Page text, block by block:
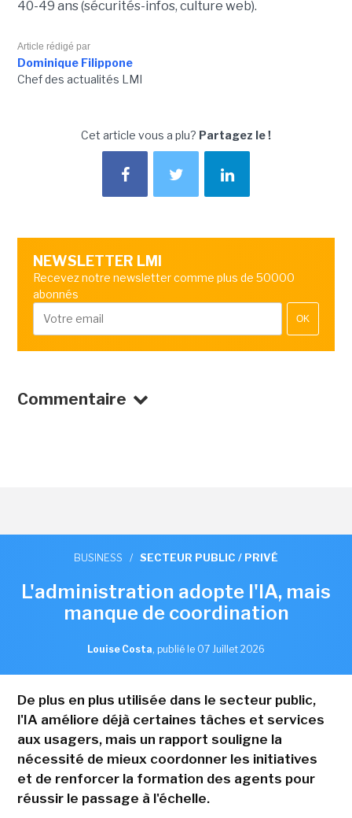
40-49 ans (sécurités-infos, culture web).
Article rédigé par
Dominique Filippone
Chef des actualités LMI
Cet article vous a plu? Partagez le !
NEWSLETTER LMI
Recevez notre newsletter comme plus de 50000
abonnés
OK
Commentaire
BUSINESS / SECTEUR PUBLIC / PRIVÉ
L'administration adopte l'IA, mais
manque de coordination
Louise Costa, publié le 07 Juillet 2026
De plus en plus utilisée dans le secteur public,
l'IA améliore déjà certaines tâches et services
aux usagers, mais un rapport souligne la
nécessité de mieux coordonner les initiatives
et de renforcer la formation des agents pour
réussir le passage à l'échelle.